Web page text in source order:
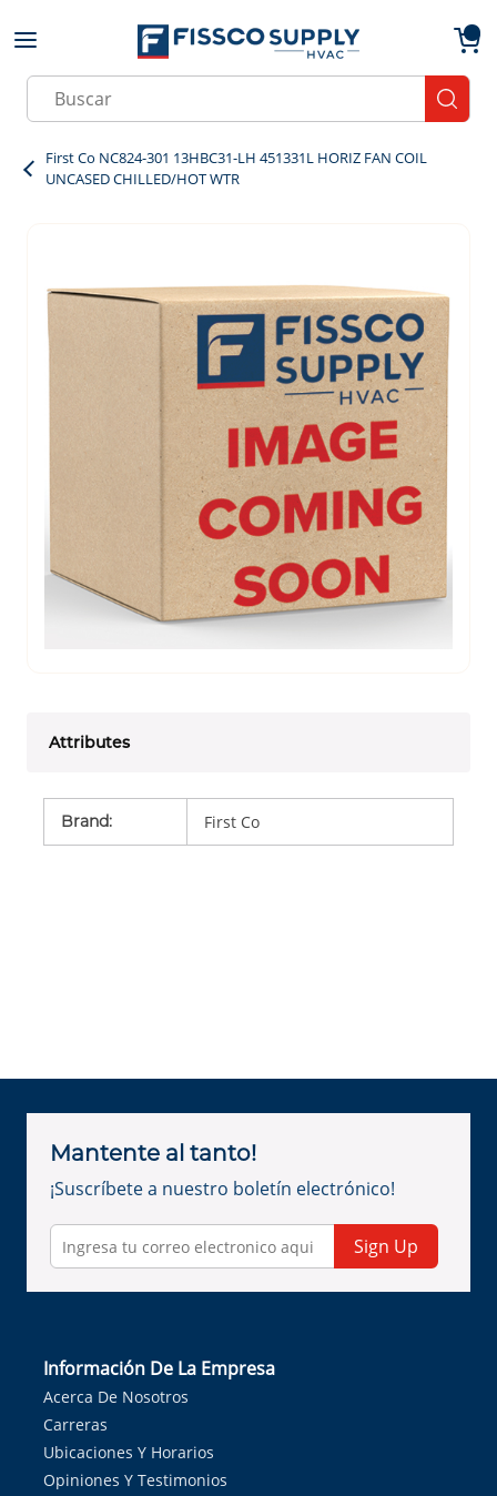
Skip to main content
Site Search
First Co NC824-301 13HBC31-LH 451331L HORIZ FAN COIL
UNCASED CHILLED/HOT WTR
Attributes
Brand: First Co
Mantente al tanto!
¡Suscríbete a nuestro boletín electrónico!
Sign Up
Información De La Empresa
Acerca De Nosotros
Carreras
Ubicaciones Y Horarios
Opiniones Y Testimonios